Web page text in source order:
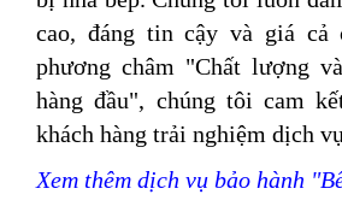
cao, đáng tin cậy và giá cả
phương châm "Chất lượng
hàng đầu", chúng tôi cam
khách hàng trải nghiệm dịch
Xem thêm dịch vụ bảo hành